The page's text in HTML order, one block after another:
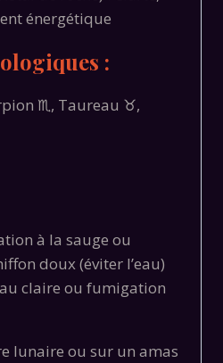
énergétique
:
♏, Taureau ♉,
à la sauge ou
doux (éviter l’eau)
claire ou fumigation
lunaire ou sur un amas